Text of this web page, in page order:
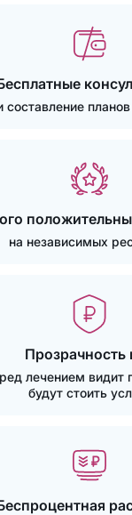
составление
на независимых
Прозрачность
лечением видит
будут стоить